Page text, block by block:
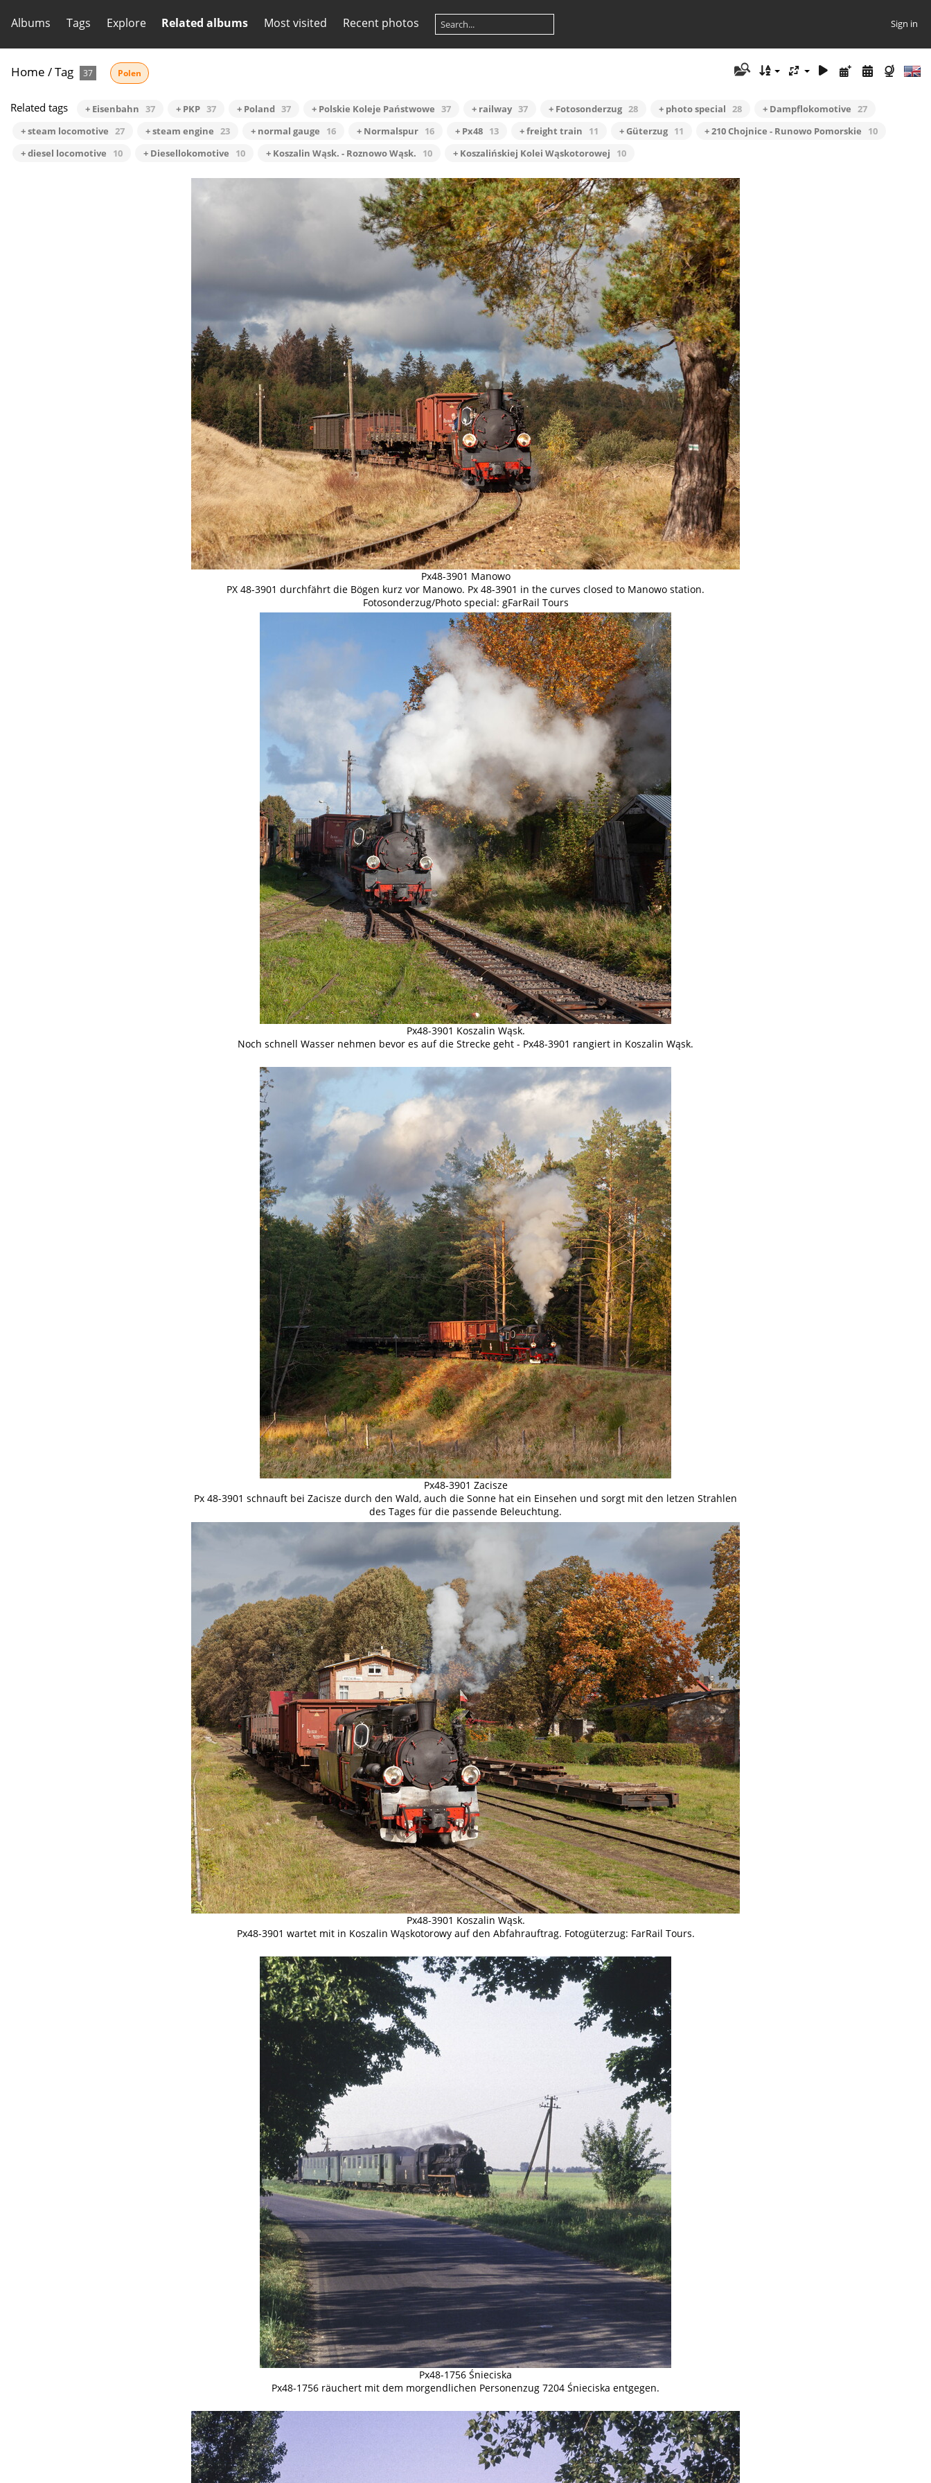
Albums Tags Explore Related albums Most visited Recent photos Sign in
Home /Tag 37 Polen
Related tags + Eisenbahn 37 + PKP 37 + Poland 37 + Polskie Koleje Państwowe 37 + railway 37 + Fotosonderzug 28 + photo special 28 + Dampflokomotive 27
+ steam locomotive 27 + steam engine 23 + normal gauge 16 + Normalspur 16 + Px48 13 + freight train 11 + Güterzug 11 + 210 Chojnice - Runowo Pomorskie
10
+ diesel locomotive
10 + Diesellokomotive 10 + Koszalin Wąsk. - Roznowo Wąsk. 10 + Koszalińskiej Kolei Wąskotorowej 10
Px48-3901 Manowo
PX 48-3901 durchfährt die Bögen kurz vor Manowo. Px 48-3901 in the curves closed to Manowo station.
Fotosonderzug/Photo special: gFarRail Tours
Px48-3901 Koszalin Wąsk.
Noch schnell Wasser nehmen bevor es auf die Strecke geht - Px48-3901 rangiert in Koszalin Wąsk.
Px48-3901 Zacisze
Px 48-3901 schnauft bei Zacisze durch den Wald, auch die Sonne hat ein Einsehen und sorgt mit den letzen Strahlen
des Tages für die passende Beleuchtung.
Px48-3901 Koszalin Wąsk.
Px48-3901 wartet mit in Koszalin Wąskotorowy auf den Abfahrauftrag. Fotogüterzug: FarRail Tours.
Px48-1756 Śnieciska
Px48-1756 räuchert mit dem morgendlichen Personenzug 7204 Śnieciska entgegen.